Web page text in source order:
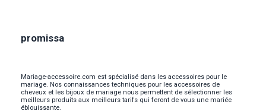
promissa
Mariage-accessoire.com est spécialisé dans les accessoires pour le
mariage. Nos connaissances techniques pour les accessoires de
cheveux et les bijoux de mariage nous permettent de sélectionner les
meilleurs produits aux meilleurs tarifs qui feront de vous une mariée
éblouissante.